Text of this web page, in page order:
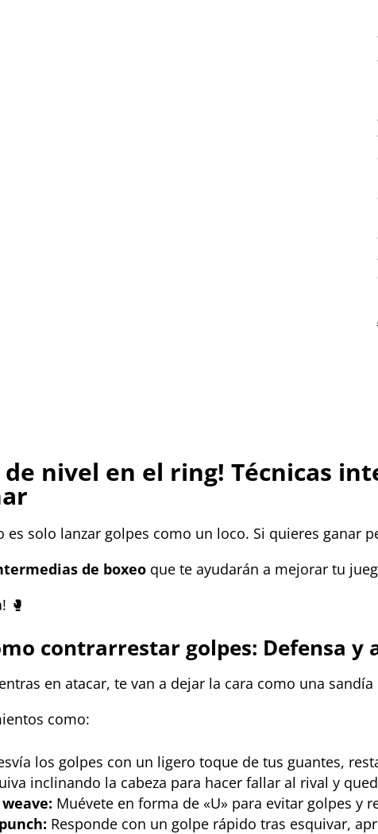
de nivel en el ring! Técnicas
es solo lanzar golpes como un loco. Si quieres ganar
de boxeo que te ayudarán a mejorar tu
🥊
contrarrestar golpes: Defensa y
en atacar, te van a dejar la cara como una
como:
los golpes con un ligero toque de tus guantes,
inclinando la cabeza para hacer fallar al rival y
Muévete en forma de «U» para evitar golpes y
Responde con un golpe rápido tras esquivar,